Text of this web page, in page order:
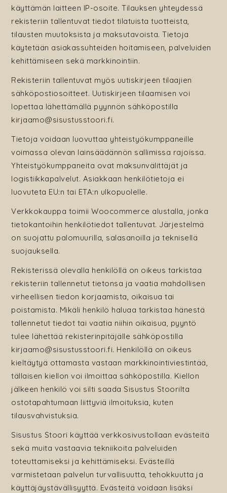
käyttämän laitteen IP-osoite. Tilauksen yhteydessä
rekisteriin tallentuvat tiedot tilatuista tuotteista,
tilausten muutoksista ja maksutavoista. Tietoja
käytetään asiakassuhteiden hoitamiseen, palveluiden
kehittämiseen sekä markkinointiin.
Rekisteriin tallentuvat myös uutiskirjeen tilaajien
sähköpostiosoitteet. Uutiskirjeen tilaamisen voi
lopettaa lähettämällä pyynnön sähköpostilla
kirjaamo@sisustusstoori.fi.
Tietoja voidaan luovuttaa yhteistyökumppaneille
voimassa olevan lainsäädännön sallimissa rajoissa.
Yhteistyökumppaneita ovat maksunvälittäjät ja
logistiikkapalvelut. Asiakkaan henkilötietoja ei
luovuteta EU:n tai ETA:n ulkopuolelle.
Verkkokauppa toimii Woocommerce alustalla, jonka
tietokantoihin henkilötiedot tallentuvat. Järjestelmä
on suojattu palomuurilla, salasanoilla ja teknisellä
suojauksella.
Rekisterissä olevalla henkilöllä on oikeus tarkistaa
rekisteriin tallennetut tietonsa ja vaatia mahdollisen
virheellisen tiedon korjaamista, oikaisua tai
poistamista. Mikäli henkilö haluaa tarkistaa hänestä
tallennetut tiedot tai vaatia niihin oikaisua, pyyntö
tulee lähettää rekisterinpitäjälle sähköpostilla
kirjaamo@sisustusstoori.fi. Henkilöllä on oikeus
kieltäytyä ottamasta vastaan markkinointiviestintää,
tällaisen kiellon voi ilmoittaa sähköpostilla. Kiellon
jälkeen henkilö voi silti saada Sisustus Stoorilta
ostotapahtumaan liittyviä ilmoituksia, kuten
tilausvahvistuksia.
Sisustus Stoori käyttää verkkosivustollaan evästeitä
sekä muita vastaavia tekniikoita palveluiden
toteuttamiseksi ja kehittämiseksi. Evästeillä
varmistetaan palvelun turvallisuutta, tehokkuutta ja
käyttäjäystävällisyyttä. Evästeitä voidaan lisäksi